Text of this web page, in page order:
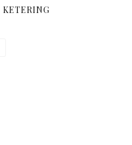
KETERING